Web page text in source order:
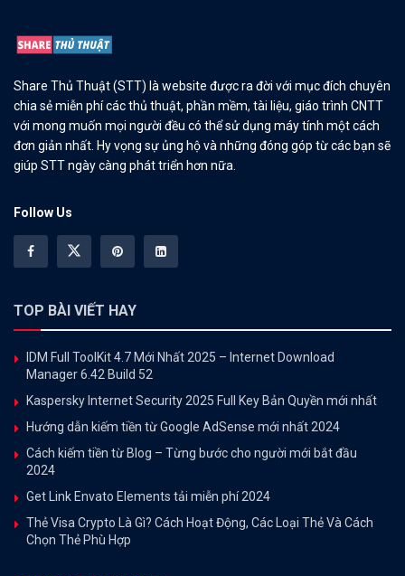
Share Thủ Thuật (STT) là website được ra đời với mục đích chuyên
chia sẻ miễn phí các thủ thuật, phần mềm, tài liệu, giáo trình CNTT
với mong muốn mọi người đều có thể sử dụng máy tính một cách
đơn giản nhất. Hy vọng sự ủng hộ và những đóng góp từ các bạn sẽ
giúp STT ngày càng phát triển hơn nữa.
Follow Us
TOP BÀI VIẾT HAY
IDM Full ToolKit 4.7 Mới Nhất 2025 – Internet Download
Manager 6.42 Build 52
Kaspersky Internet Security 2025 Full Key Bản Quyền mới nhất
Hướng dẫn kiếm tiền từ Google AdSense mới nhất 2024
Cách kiếm tiền từ Blog – Từng bước cho người mới bắt đầu
2024
Get Link Envato Elements tải miễn phí 2024
Thẻ Visa Crypto Là Gì? Cách Hoạt Động, Các Loại Thẻ Và Cách
Chọn Thẻ Phù Hợp